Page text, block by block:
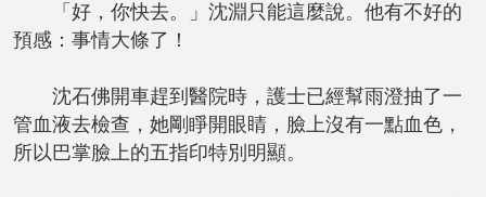
「好，你快去。」沈淵只能這麼說。他有不好的
預感：事情大條了！
沈石佛開車趕到醫院時，護士已經幫雨澄抽了一
管血液去檢查，她剛睜開眼睛，臉上沒有一點血色，
所以巴掌臉上的五指印特別明顯。